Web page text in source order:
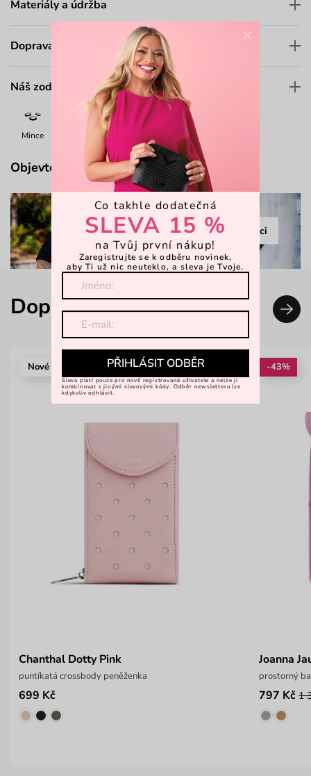
Materiály a údržba
Doprava a platba
Náš zodpovědný přístup
Mince Bankovky 7-12 karet
Objevte více
Prohlédnout kolekci
Doplň svůj look
Nové
Chanthal Dotty Pink
puntíkatá crossbody peněženka
699 Kč
-43%
Joanna
prostorný
797 Kč 1
×
Co takhle dodatečná
SLEVA 15 %
na Tvůj první nákup!
Zaregistrujte se k odběru novinek,
aby Ti už nic neuteklo, a sleva je Tvoje.
PŘIHLÁSIT ODBĚR
Sleva platí pouze pro nově registrované uživatele a nelze ji
kombinovat s jinými slevovými kódy. Odběr newsletteru lze
kdykoliv odhlásit.